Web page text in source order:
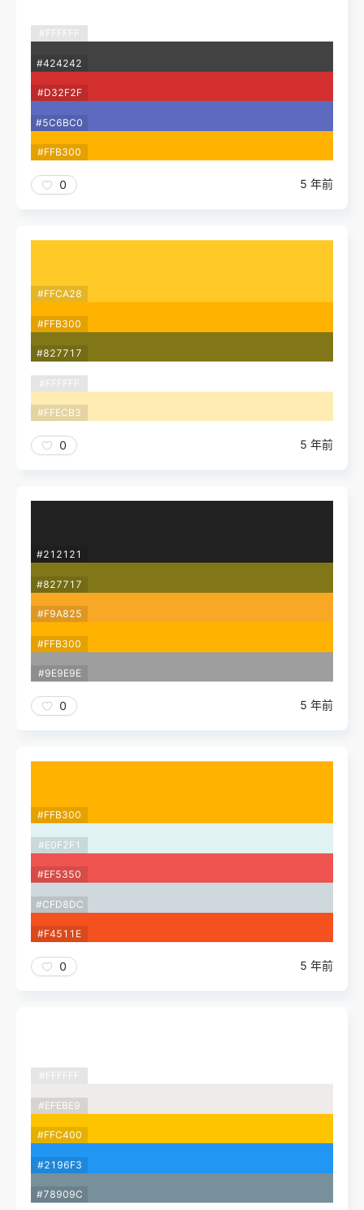
#FFFFFF
#424242
#D32F2F
#5C6BC0
#FFB300
0 5 年前
#FFCA28
#FFB300
#827717
#FFFFFF
#FFECB3
0 5 年前
#212121
#827717
#F9A825
#FFB300
#9E9E9E
0 5 年前
#FFB300
#E0F2F1
#EF5350
#CFD8DC
#F4511E
0 5 年前
#FFFFFF
#EFEBE9
#FFC400
#2196F3
#78909C